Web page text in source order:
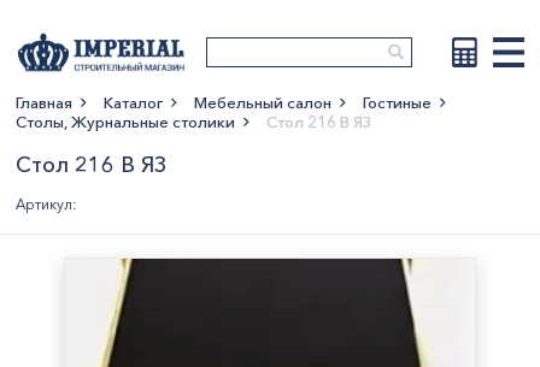
Главная Каталог Мебельный салон
Гостиные
Столы, Журнальные столики
Стол 216 B ЯЗ
Стол 216 B ЯЗ
Артикул: